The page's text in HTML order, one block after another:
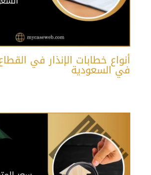
أنواع خطابات الإنذار في
في السعودية